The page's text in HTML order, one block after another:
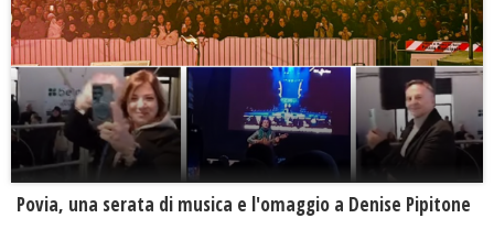
Povia, una serata di musica e l'omaggio a Denise Pipitone